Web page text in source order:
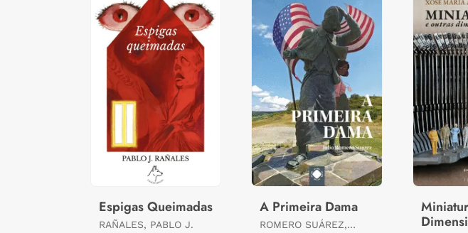
Espigas Queimadas
RAÑALES, PABLO J.
A Primeira Dama
ROMERO SUÁREZ,